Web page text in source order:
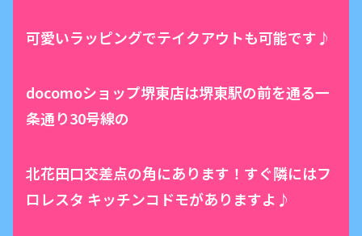
可愛いラッピングでテイクアウトも可能です♪
docomoショップ堺東店は堺東駅の前を通る一
条通り30号線の
北花田口交差点の角にあります！すぐ隣にはフ
ロレスタ キッチンコドモがありますよ♪